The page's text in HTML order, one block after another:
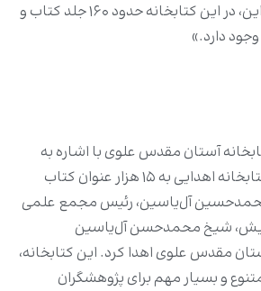
تاریخی است. علاوه بر این، در این کتابخانه حدود ۱۶۰ جلد کتاب و
دارد.»
آستان مقدس علوی با اشاره به
این‌که تعداد عناوین کتابخانه اهدایی به ۱۵ هزار عنوان کتاب
آل‌یاسین، رئیس مجمع علمی
شیخ محمدحسن آل‌یاسین
مقدس علوی اهدا کرد. این کتابخانه،
و بسیار مهم برای پژوهشگران